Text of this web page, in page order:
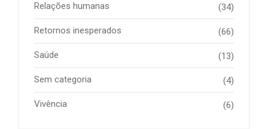
Relações humanas (34)
Retornos inesperados (66)
Saúde (13)
Sem categoria (4)
Vivência (6)